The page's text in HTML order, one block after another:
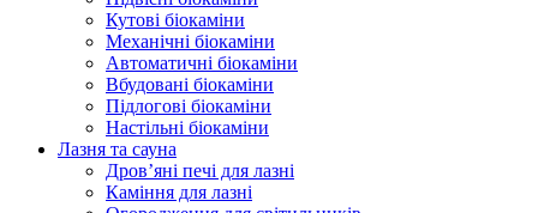
Кутові біокаміни
Механічні біокаміни
Автоматичні біокаміни
Вбудовані біокаміни
Підлогові біокаміни
Настільні біокаміни
Лазня та сауна
Дров’яні печі для лазні
Каміння для лазні